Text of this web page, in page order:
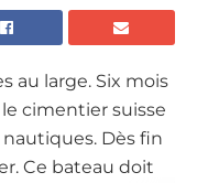
au large. Six mois
le cimentier suisse
Dès fin
Ce bateau doit